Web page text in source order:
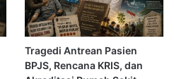
Tragedi Antrean Pasien
BPJS, Rencana KRIS, dan